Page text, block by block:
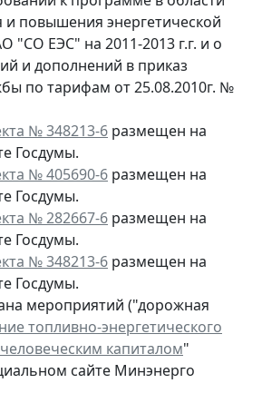
и повышения энергетической
"СО ЕЭС" на 2011-2013 г.г. и о
и дополнений в приказ
по тарифам от 25.08.2010г. №
№ 348213-6 размещен на
Госдумы.
№ 405690-6 размещен на
Госдумы.
№ 282667-6 размещен на
Госдумы.
№ 348213-6 размещен на
Госдумы.
мероприятий ("дорожная
топливно-энергетического
капиталом"
сайте Минэнерго